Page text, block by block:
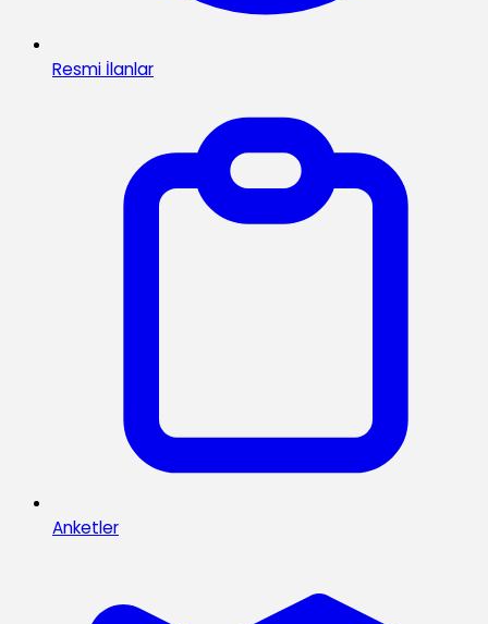
Resmi İlanlar
Anketler